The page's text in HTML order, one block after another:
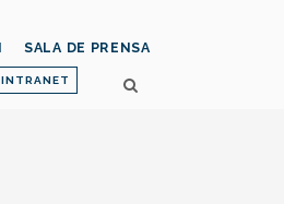
INTRANET
SALA DE PRENSA